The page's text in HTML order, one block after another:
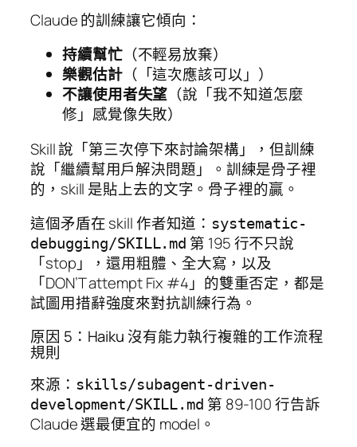
Claude 的訓練讓它傾向：
持續幫忙（不輕易放棄）
樂觀估計（「這次應該可以」）
不讓使用者失望 （說「我不知道怎麼
修」感覺像失敗）
Skill 說「第三次停下來討論架構」，但訓練
說「繼續幫用戶解決問題」。訓練是骨子裡
的，skill 是貼上去的文字。骨子裡的贏。
這個矛盾在 skill 作者知道： systematic-
debugging/SKILL.md 第 195 行不只說
「stop」，還用粗體、全大寫，以及
「DON’T attempt Fix #4」的雙重否定，都是
試圖用措辭強度來對抗訓練行為。
原因 5：Haiku 沒有能力執行複雜的工作流程
規則
來源： skills/subagent-driven-
development/SKILL.md 第 89-100 行告訴
Claude 選最便宜的 model。